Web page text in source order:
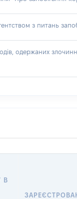
з питань
одержаних
В